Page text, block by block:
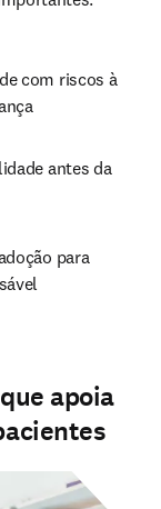
com riscos à
antes da
para
apoia